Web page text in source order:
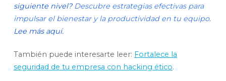
siguiente nivel? Descubre estrategias efectivas para
impulsar el bienestar y la productividad en tu equipo.
Lee más aquí.
También puede interesarte leer: Fortalece la
seguridad de tu empresa con hacking ético.